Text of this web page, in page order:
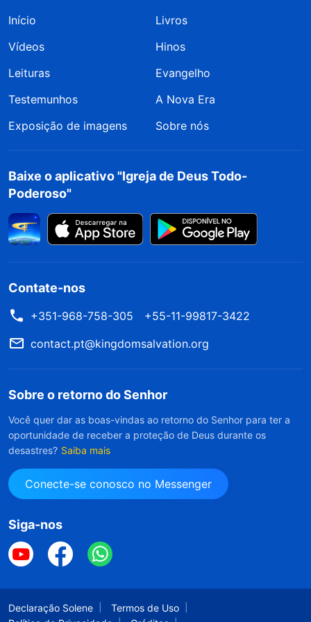
Início
Livros
Vídeos
Hinos
Leituras
Evangelho
Testemunhos
A Nova Era
Exposição de imagens
Sobre nós
Baixe o aplicativo "Igreja de Deus Todo-
Poderoso"
Contate-nos
+351-968-758-305
+55-11-99817-3422
contact.pt@kingdomsalvation.org
Sobre o retorno do Senhor
Você quer dar as boas-vindas ao retorno do Senhor para ter a
oportunidade de receber a proteção de Deus durante os
desastres? Saiba mais
Conecte-se conosco no Messenger
Siga-nos
Declaração Solene
Termos de Uso